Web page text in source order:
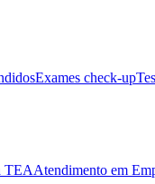
Exames check-up
TEAAtendimento em